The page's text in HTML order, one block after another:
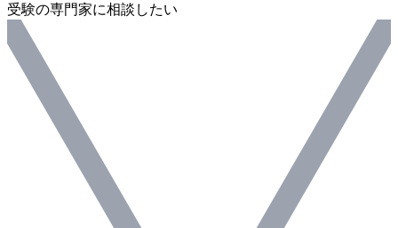
受験の専門家に相談したい